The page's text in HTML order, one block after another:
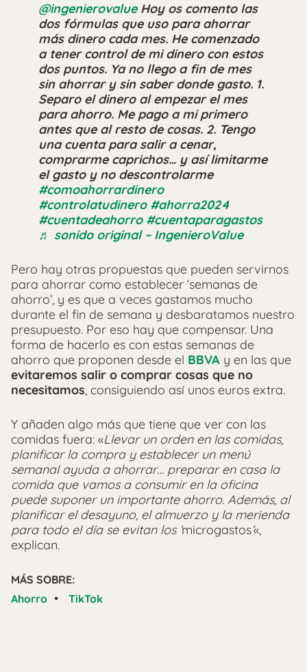
@ingenierovalueHoy os comento las
dos fórmulas que uso para ahorrar
más dinero cada mes. He comenzado
a tener control de mi dinero con estos
dos puntos. Ya no llego a fin de mes
sin ahorrar y sin saber donde gasto. 1.
Separo el dinero al empezar el mes
para ahorro. Me pago a mi primero
antes que al resto de cosas. 2. Tengo
una cuenta para salir a cenar,
comprarme caprichos… y así limitarme
el gasto y no descontrolarme
#comoahorrardinero
#controlatudinero #ahorra2024
#cuentadeahorro #cuentaparagastos
♬ sonido original – IngenieroValue
Pero hay otras propuestas que pueden servirnos
para ahorrar como establecer ‘semanas de
ahorro’, y es que a veces gastamos mucho
durante el fin de semana y desbaratamos nuestro
presupuesto. Por eso hay que compensar. Una
forma de hacerlo es con estas semanas de
ahorro que proponen desde el BBVA y en las que
evitaremos salir o comprar cosas que no
necesitamos, consiguiendo así unos euros extra.
Y añaden algo más que tiene que ver con las
comidas fuera: «Llevar un orden en las comidas,
planificar la compra y establecer un menú
semanal ayuda a ahorrar… preparar en casa la
comida que vamos a consumir en la oficina
puede suponer un importante ahorro. Además, al
planificar el desayuno, el almuerzo y la merienda
para todo el día se evitan los ‘ microgastos«,
explican.
MÁS SOBRE:
Ahorro • TikTok